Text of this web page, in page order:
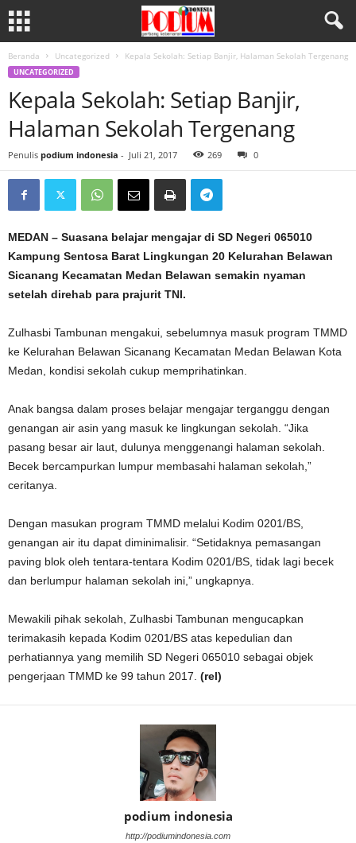
Beranda Uncategorized Kepala Sekolah: Setiap Banjir, Halaman Sekolah Tergenang
UNCATEGORIZED
Kepala Sekolah: Setiap Banjir,
Halaman Sekolah Tergenang
Penulis podium indonesia - Juli 21, 2017 269 0
MEDAN – Suasana belajar mengajar di SD Negeri 065010
Kampung Sentosa Barat Lingkungan 20 Kelurahan Belawan
Sicanang Kecamatan Medan Belawan semakin nyaman
setelah direhab para prajurit TNI.
Zulhasbi Tambunan mengakui, sebelumnya masuk program TMMD
ke Kelurahan Belawan Sicanang Kecamatan Medan Belawan Kota
Medan, kondisi sekolah cukup memprihatinkan.
Anak bangsa dalam proses belajar mengajar terganggu dengan
genangan air asin yang masuk ke lingkungan sekolah. “Jika
pasang besar air laut, dulunya menggenangi halaman sekolah.
Becek bercampurkan lumpur membasahi halaman sekolah,”
ceritanya.
Dengan masukan program TMMD melalui Kodim 0201/BS,
genangan air itu dapat diminimalisir. “Setidaknya pemasangan
paving blok oleh tentara-tentara Kodim 0201/BS, tidak lagi becek
dan berlumpur halaman sekolah ini,” ungkapnya.
Mewakili pihak sekolah, Zulhasbi Tambunan mengucapkan
terimakasih kepada Kodim 0201/BS atas kepedulian dan
perhatiannya yang memilih SD Negeri 065010 sebagai objek
pengerjaan TMMD ke 99 tahun 2017. (rel)
podium indonesia
http://podiumindonesia.com